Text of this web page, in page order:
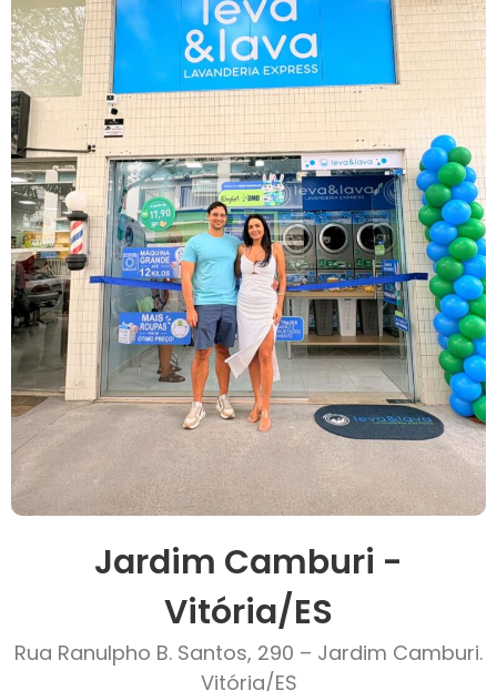
Jardim Camburi -
Vitória/ES
Rua Ranulpho B. Santos, 290 – Jardim Camburi.
Vitória/ES